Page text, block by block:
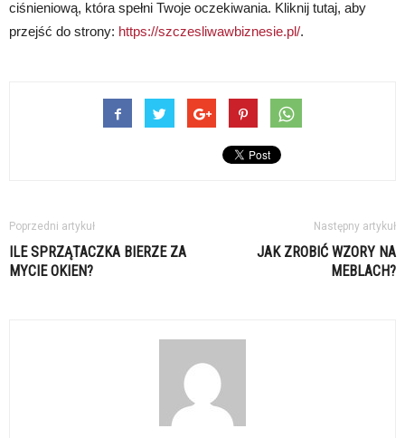
ciśnieniową, która spełni Twoje oczekiwania. Kliknij tutaj, aby
przejść do strony: https://szczesliwawbiznesie.pl/.
Poprzedni artykuł
ILE SPRZĄTACZKA BIERZE ZA
MYCIE OKIEN?
Następny artykuł
JAK ZROBIĆ WZORY NA
MEBLACH?